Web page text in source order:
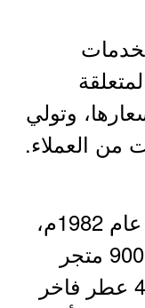
وتولي
من العملاء.
- تأسست العربية للعود في عام 1982م،
وتدير الشركة سلسلة تضم 900 متجر
حول العالم يبيع أكثر من 400 عطر فاخر